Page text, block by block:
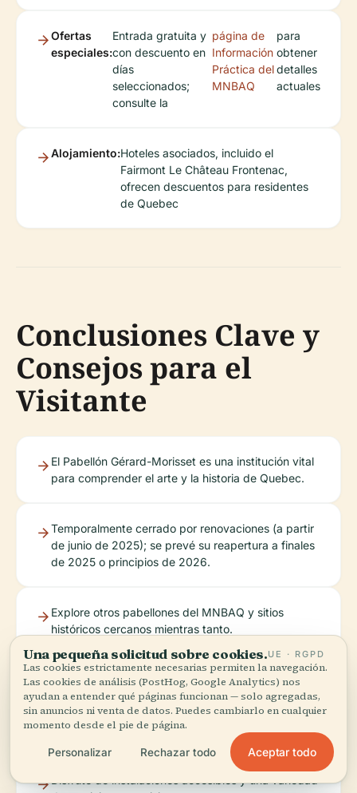
Ofertas
especiales:
Entrada gratuita y
con descuento en
días
seleccionados;
consulte la
página de
Información
Práctica del
MNBAQ
para
obtener
detalles
actuales
Alojamiento:Hoteles asociados, incluido el
Fairmont Le Château Frontenac,
ofrecen descuentos para residentes
de Quebec
Conclusiones Clave y
Consejos para el
Visitante
El Pabellón Gérard-Morisset es una institución vital
para comprender el arte y la historia de Quebec.
Temporalmente cerrado por renovaciones (a partir
de junio de 2025); se prevé su reapertura a finales
de 2025 o principios de 2026.
Explore otros pabellones del MNBAQ y sitios
históricos cercanos mientras tanto.
Planifique con
anticipación
consultando el
sitio
web del
MNBAQ
y utilizando la aplicación
Audiala para obtener
actualizaciones y guías
digitales.
Disfrute de instalaciones accesibles y una variedad
Una pequeña solicitud sobre cookies.UE · RGPD
Las cookies estrictamente necesarias permiten la navegación.
Las cookies de análisis (PostHog, Google Analytics) nos
ayudan a entender qué páginas funcionan — solo agregadas,
sin anuncios ni venta de datos. Puedes cambiarlo en cualquier
momento desde el pie de página.
Personalizar Rechazar todo Aceptar todo